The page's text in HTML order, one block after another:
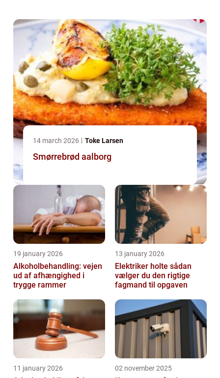
14 march 2026 Toke Larsen
Smørrebrød aalborg
19 january 2026
Alkoholbehandling: vejen
ud af afhængighed i
trygge rammer
13 january 2026
Elektriker holte sådan
vælger du den rigtige
fagmand til opgaven
11 january 2026 02 november 2025